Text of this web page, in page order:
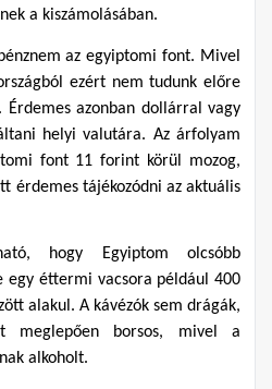
a kiszámolásában.
az egyiptomi font. Mivel
ezért nem tudunk előre
Érdemes azonban dollárral vagy
helyi valutára. Az árfolyam
font 11 forint körül mozog,
érdemes tájékozódni az aktuális
hogy Egyiptom olcsóbb
egy éttermi vacsora például 400
alakul. A kávézók sem drágák,
meglepően borsos, mivel a
alkoholt.